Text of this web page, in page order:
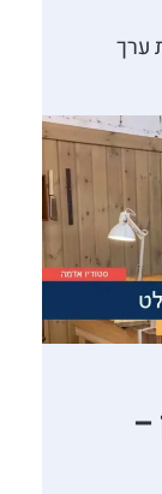
ערך
–